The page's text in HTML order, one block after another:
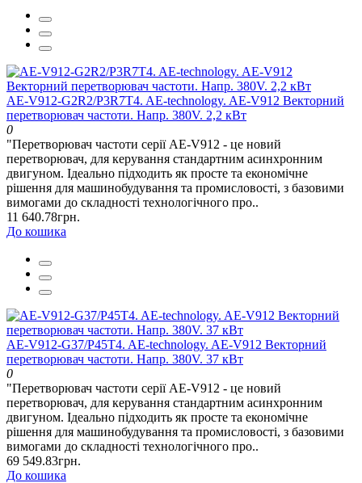
AE-V912-G2R2/P3R7T4. AE-technology. AE-V912 Векторний
перетворювач частоти. Напр. 380V. 2,2 кВт
0
"Перетворювач частоти серії AE-V912 - це новий
перетворювач, для керування стандартним асинхронним
двигуном. Ідеально підходить як просте та економічне
рішення для машинобудування та промисловості, з базовими
вимогами до складності технологічного про..
11 640.78грн.
До кошика
AE-V912-G37/P45T4. AE-technology. AE-V912 Векторний
перетворювач частоти. Напр. 380V. 37 кВт
0
"Перетворювач частоти серії AE-V912 - це новий
перетворювач, для керування стандартним асинхронним
двигуном. Ідеально підходить як просте та економічне
рішення для машинобудування та промисловості, з базовими
вимогами до складності технологічного про..
69 549.83грн.
До кошика